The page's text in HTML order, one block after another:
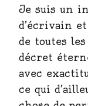
Je suis un
d’écrivain
de toutes
décret
avec
ce qui